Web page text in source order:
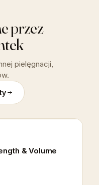
przez
pielęgnacji,
& Volume